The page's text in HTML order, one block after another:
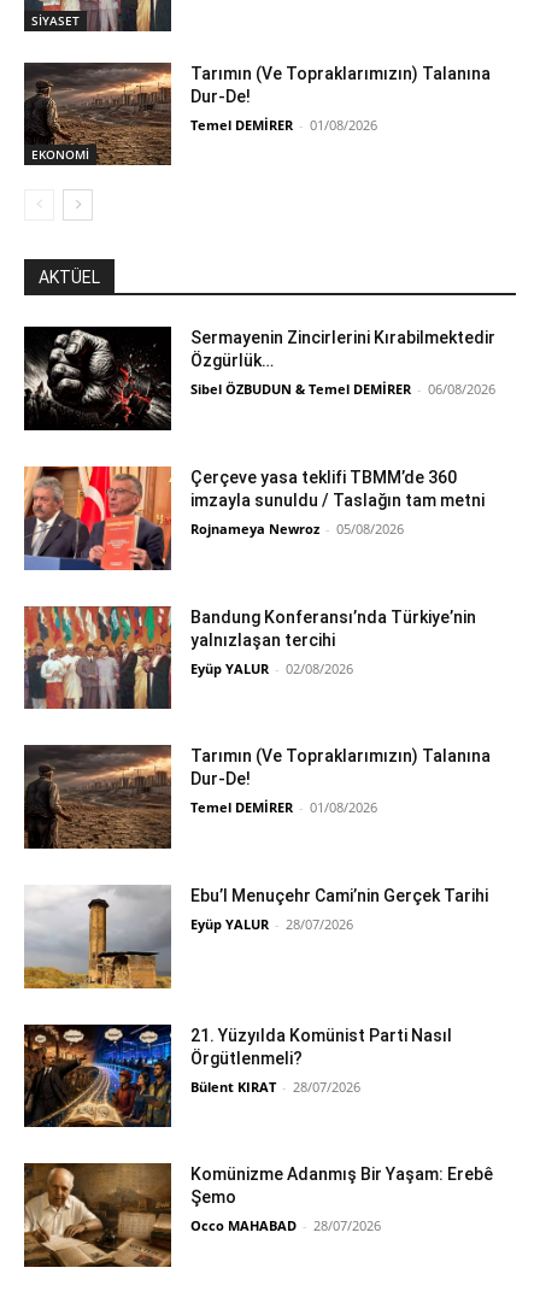
SİYASET
EKONOMİ
Tarımın (Ve Topraklarımızın) Talanına
Dur-De!
Temel DEMİRER - 01/08/2026
AKTÜEL
Sermayenin Zincirlerini Kırabilmektedir
Özgürlük…
Sibel ÖZBUDUN & Temel DEMİRER - 06/08/2026
Çerçeve yasa teklifi TBMM’de 360
imzayla sunuldu / Taslağın tam metni
Rojnameya Newroz - 05/08/2026
Bandung Konferansı’nda Türkiye’nin
yalnızlaşan tercihi
Eyüp YALUR - 02/08/2026
Tarımın (Ve Topraklarımızın) Talanına
Dur-De!
Temel DEMİRER - 01/08/2026
Ebu’l Menuçehr Cami’nin Gerçek Tarihi
Eyüp YALUR - 28/07/2026
21. Yüzyılda Komünist Parti Nasıl
Örgütlenmeli?
Bülent KIRAT - 28/07/2026
Komünizme Adanmış Bir Yaşam: Erebê
Şemo
Occo MAHABAD - 28/07/2026